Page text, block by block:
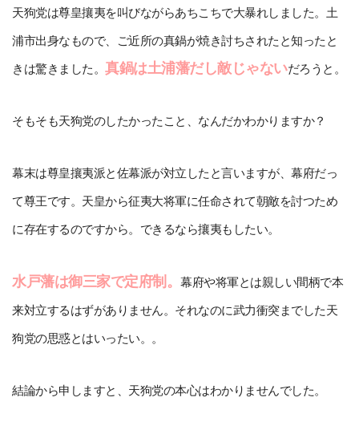
天狗党は尊皇攘夷を叫びながらあちこちで大暴れしました。土
浦市出身なもので、ご近所の真鍋が焼き討ちされたと知ったと
きは驚きました。 真鍋は土浦藩だし敵じゃないだろうと。
そもそも天狗党のしたかったこと、なんだかわかりますか？
幕末は尊皇攘夷派と佐幕派が対立したと言いますが、幕府だっ
て尊王です。天皇から征夷大将軍に任命されて朝敵を討つため
に存在するのですから。できるなら攘夷もしたい。
水戸藩は御三家で定府制。 幕府や将軍とは親しい間柄で本
来対立するはずがありません。それなのに武力衝突までした天
狗党の思惑とはいったい。。
結論から申しますと、天狗党の本心はわかりませんでした。